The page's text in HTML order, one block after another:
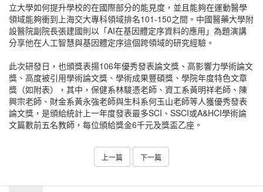
立大學如何提升學校的在國際部分的能見度，並且能夠在運動醫學
領域能夠衝到上海交大專科領域排名101-150之間。中國醫藥大學附
設醫院副院長張建國則以「AI在基因體定序資料的應用」為題演講
分享他在人工智慧與基因體定序這個跨領域的研究經驗。
此次研發日，也頒獎表揚106年優秀發表論文獎、高影響力學術論文
獎、高度被引用學術論文獎、學術成果豐碩獎、學院年度特色文章
獎（如附表），其中，保健系林駿憑老師、資工系黃明祥老師、陳
興宗老師、財金系黃永強老師與生科系何玉山老師等人獲優秀發表
論文獎，是頒給統計上一年度發表最多SCI、SSCI或A&HCI學術論
文篇數前五名教師，每位頒給獎金6千元及獎盃乙座。
上一篇 下一篇